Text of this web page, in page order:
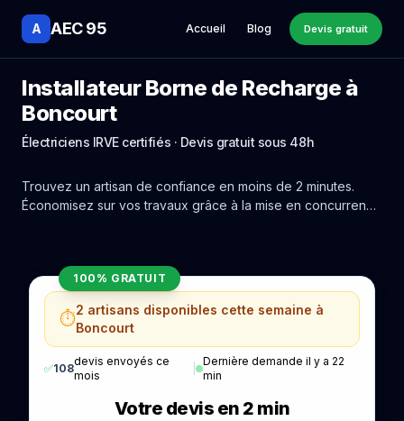
A AEC 95 Accueil Blog Devis gratuit
Installateur Borne de Recharge à
Boncourt
Électriciens IRVE certifiés · Devis gratuit sous 48h
Trouvez un artisan de confiance en moins de 2 minutes.
Économisez sur vos travaux grâce à la mise en concurrence
100% GRATUIT
⏱️2 artisans disponibles cette semaine à
Boncourt
✅108
devis envoyés ce
mois
|
Dernière demande il y a 22
min
Votre devis en 2 min